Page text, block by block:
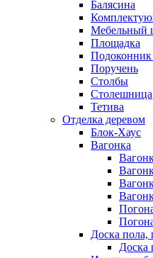
Балясина
Мебельный
Площадка
Подоконник
Поручень
Столбы
Столешница
Тетива
Отделка деревом
Блок-Хаус
Вагонка
Доска пола,
Доска